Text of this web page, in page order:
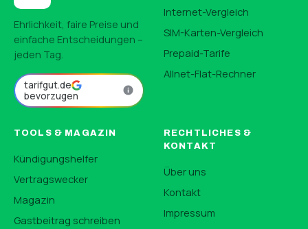
Ehrlichkeit, faire Preise und
einfache Entscheidungen –
jeden Tag.
tarifgut.de
bevorzugen
Internet-Vergleich
SIM-Karten-Vergleich
Prepaid-Tarife
Allnet-Flat-Rechner
TOOLS & MAGAZIN
Kündigungshelfer
Vertragswecker
Magazin
Gastbeitrag schreiben
RECHTLICHES &
KONTAKT
Über uns
Kontakt
Impressum